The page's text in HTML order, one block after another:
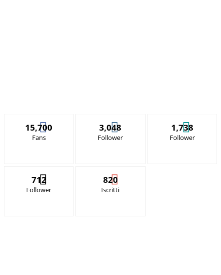
15,700
Fans
3,048
Follower
1,738
Follower
712
Follower
820
Iscritti